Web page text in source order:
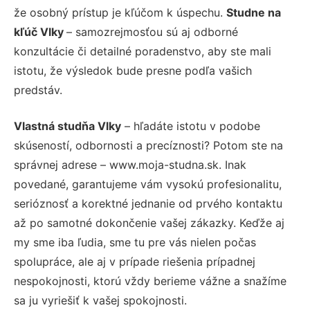
že osobný prístup je kľúčom k úspechu. Studne na
kľúč Vlky – samozrejmosťou sú aj odborné
konzultácie či detailné poradenstvo, aby ste mali
istotu, že výsledok bude presne podľa vašich
predstáv.
Vlastná studňa Vlky – hľadáte istotu v podobe
skúseností, odbornosti a precíznosti? Potom ste na
správnej adrese – www.moja-studna.sk. Inak
povedané, garantujeme vám vysokú profesionalitu,
serióznosť a korektné jednanie od prvého kontaktu
až po samotné dokončenie vašej zákazky. Keďže aj
my sme iba ľudia, sme tu pre vás nielen počas
spolupráce, ale aj v prípade riešenia prípadnej
nespokojnosti, ktorú vždy berieme vážne a snažíme
sa ju vyriešiť k vašej spokojnosti.